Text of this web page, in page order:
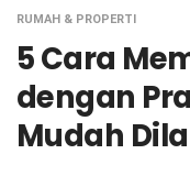
RUMAH & PROPERTI
5 Cara
dengan
Mudah